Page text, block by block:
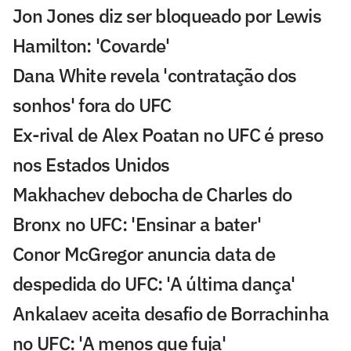
Jon Jones diz ser bloqueado por Lewis
Hamilton: 'Covarde'
Dana White revela 'contratação dos
sonhos' fora do UFC
Ex-rival de Alex Poatan no UFC é preso
nos Estados Unidos
Makhachev debocha de Charles do
Bronx no UFC: 'Ensinar a bater'
Conor McGregor anuncia data de
despedida do UFC: 'A última dança'
Ankalaev aceita desafio de Borrachinha
no UFC: 'A menos que fuja'